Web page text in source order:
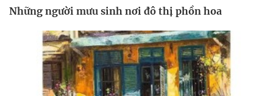
Những người mưu sinh nơi đô thị phồn hoa